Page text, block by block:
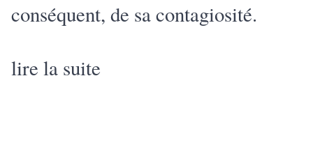
conséquent, de sa contagiosité.
lire la suite